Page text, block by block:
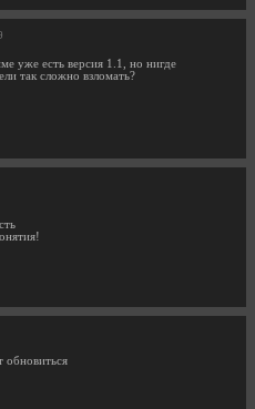
уже есть версия 1.1, но нигде
так сложно взломать?
обновиться